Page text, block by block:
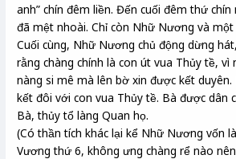
anh” chín đêm liền. Đến cuối đêm thứ
đã mệt nhoài. Chỉ còn Nhữ Nương và
Cuối cùng, Nhữ Nương chủ động dừng
rằng chàng chính là con út vua Thủy tề, vì
nàng si mê mà lên bờ xin được kết
kết đôi với con vua Thủy tề. Bà được dân
Bà, thủy tổ làng Quan họ.
(Có thần tích khác lại kể Nhữ Nương vốn
Vương thứ 6, không ưng chàng rể nào